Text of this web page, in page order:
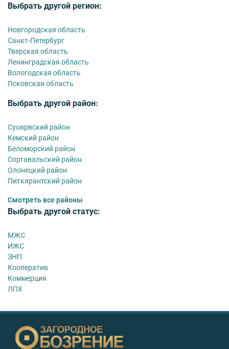
Выбрать другой регион:
Новгородская область
Санкт-Петербург
Тверская область
Ленинградская область
Вологодская область
Псковская область
Выбрать другой район:
Суоярвский район
Кемский район
Беломорский район
Сортавальский район
Олонецкий район
Питкярантский район
Смотреть все районы
Выбрать другой статус:
МЖС
ИЖС
ЗНП
Кооператив
Коммерция
ЛПХ